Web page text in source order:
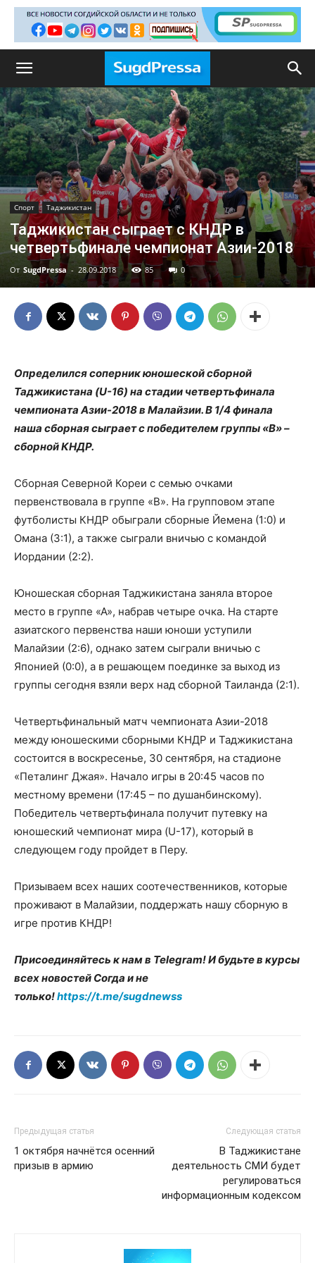
Спорт Таджикистан
Таджикистан сыграет с КНДР в
четвертьфинале чемпионат Азии-2018
От SugdPressa - 28.09.2018 85 0
Определился соперник юношеской сборной
Таджикистана (U-16) на стадии четвертьфинала
чемпионата Азии-2018 в Малайзии. В 1/4 финала
наша сборная сыграет с победителем группы «В» –
сборной КНДР.
Сборная Северной Кореи с семью очками
первенствовала в группе «В». На групповом этапе
футболисты КНДР обыграли сборные Йемена (1:0) и
Омана (3:1), а также сыграли вничью с командой
Иордании (2:2).
Юношеская сборная Таджикистана заняла второе
место в группе «А», набрав четыре очка. На старте
азиатского первенства наши юноши уступили
Малайзии (2:6), однако затем сыграли вничью с
Японией (0:0), а в решающем поединке за выход из
группы сегодня взяли верх над сборной Таиланда (2:1).
Четвертьфинальный матч чемпионата Азии-2018
между юношескими сборными КНДР и Таджикистана
состоится в воскресенье, 30 сентября, на стадионе
«Петалинг Джая». Начало игры в 20:45 часов по
местному времени (17:45 – по душанбинскому).
Победитель четвертьфинала получит путевку на
юношеский чемпионат мира (U-17), который в
следующем году пройдет в Перу.
Призываем всех наших соотечественников, которые
проживают в Малайзии, поддержать нашу сборную в
игре против КНДР!
Присоединяйтесь к нам в Telegram! И будьте в курсы
всех новостей Согда и не
только!https://t.me/sugdnewss
Предыдущая статья
1 октября начнётся осенний
призыв в армию
Следующая статья
В Таджикистане
деятельность СМИ будет
регулироваться
информационным кодексом